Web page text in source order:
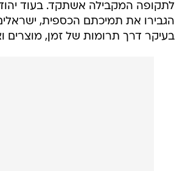
לתקופה המקבילה אשתקד. בעוד
הגבירו את תמיכתם הכספית,
בעיקר דרך תרומות של זמן, מוצרים